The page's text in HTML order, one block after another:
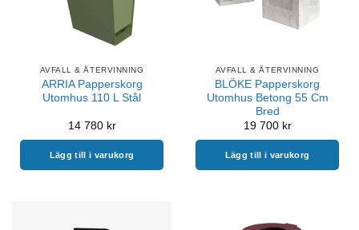
AVFALL & ÅTERVINNING
ARRIA Papperskorg
Utomhus 110 L Stål
14 780 kr
Lägg till i varukorg
AVFALL & ÅTERVINNING
BLÖKE Papperskorg
Utomhus Betong 55 Cm
Bred
19 700 kr
Lägg till i varukorg